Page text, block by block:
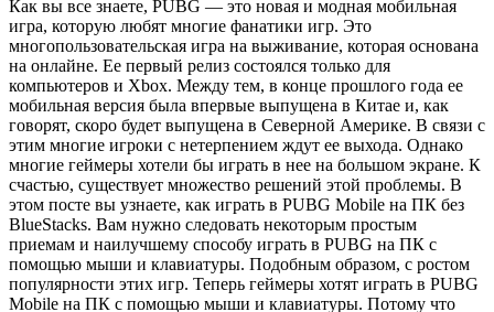
Как вы все знаете, PUBG — это новая и модная мобильная
игра, которую любят многие фанатики игр. Это
многопользовательская игра на выживание, которая основана
на онлайне. Ее первый релиз состоялся только для
компьютеров и Xbox. Между тем, в конце прошлого года ее
мобильная версия была впервые выпущена в Китае и, как
говорят, скоро будет выпущена в Северной Америке. В связи с
этим многие игроки с нетерпением ждут ее выхода. Однако
многие геймеры хотели бы играть в нее на большом экране. К
счастью, существует множество решений этой проблемы. В
этом посте вы узнаете, как играть в PUBG Mobile на ПК без
BlueStacks. Вам нужно следовать некоторым простым
приемам и наилучшему способу играть в PUBG на ПК с
помощью мыши и клавиатуры. Подобным образом, с ростом
популярности этих игр. Теперь геймеры хотят играть в PUBG
Mobile на ПК с помощью мыши и клавиатуры. Потому что